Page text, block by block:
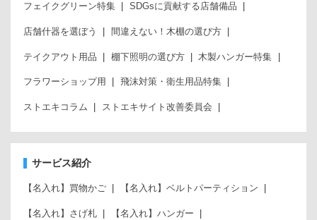
フェイクグリーン特集 SDGsに貢献する店舗備品
店舗什器を選ぼう 間違えない！木棚の選び方
テイクアウト用品 棚下照明の選び方 木製ハンガー特集
フラワーショップ用 飛沫対策・衛生用品特集
ストエキコラム ストエキサイト改善委員会
サービス紹介
【名入れ】買物かご 【名入れ】ベルトパーティション
【名入れ】さげ札 【名入れ】ハンガー